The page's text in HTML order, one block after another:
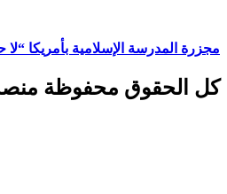
مجزرة المدرسة الإسلامية بأمريكا
كل الحقوق محفوظة منصة